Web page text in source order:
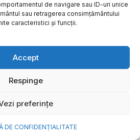
de navigare sau ID-uri unice
sau retragerea consimțământului
caracteristici și funcții.
Accept
Respinge
preferințe
DE CONFIDENȚIALITATE
ale verii într-